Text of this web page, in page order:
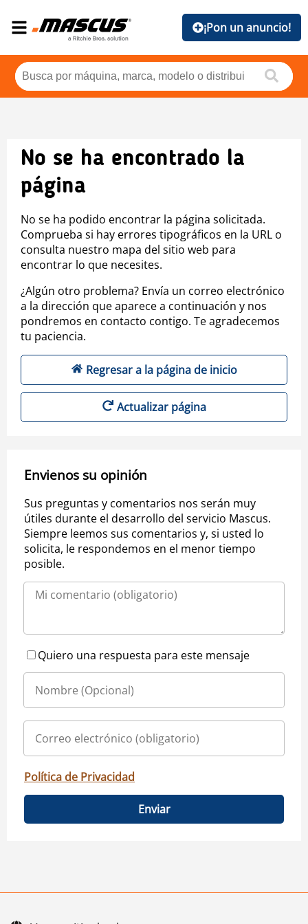
¡Pon un anuncio!
No se ha encontrado la
página
No se ha podido encontrar la página solicitada.
Comprueba si hay errores tipográficos en la URL o
consulta nuestro mapa del sitio web para
encontrar lo que necesites.
¿Algún otro problema? Envía un correo electrónico
a la dirección que aparece a continuación y nos
pondremos en contacto contigo. Te agradecemos
tu paciencia.
Regresar a la página de inicio
Actualizar página
Envienos su opinión
Sus preguntas y comentarios nos serán muy
útiles durante el desarrollo del servicio Mascus.
Siempre leemos sus comentarios y, si usted lo
solicita, le respondemos en el menor tiempo
posible.
Quiero una respuesta para este mensaje
Política de Privacidad
Enviar